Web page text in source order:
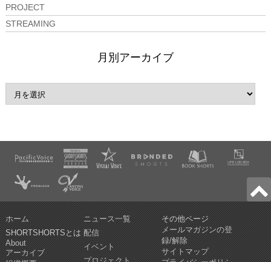
PROJECT
STREAMING
月別アーカイブ
ホーム
SHORTSHORTSとは
About
アーカイブ
ニュース一覧
配信
イベント
その他ページ
メールマガジンの登
録/解除
サイトマップ